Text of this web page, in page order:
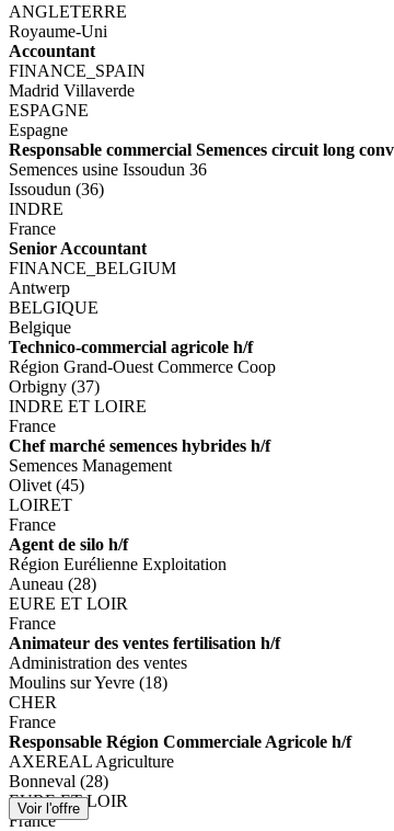
ANGLETERRE
Royaume-Uni
Accountant
FINANCE_SPAIN
Madrid Villaverde
ESPAGNE
Espagne
Responsable commercial Semences circuit long
Semences usine Issoudun 36
Issoudun (36)
INDRE
France
Senior Accountant
FINANCE_BELGIUM
Antwerp
BELGIQUE
Belgique
Technico-commercial agricole h/f
Région Grand-Ouest Commerce Coop
Orbigny (37)
INDRE ET LOIRE
France
Chef marché semences hybrides h/f
Semences Management
Olivet (45)
LOIRET
France
Agent de silo h/f
Région Eurélienne Exploitation
Auneau (28)
EURE ET LOIR
France
Animateur des ventes fertilisation h/f
Administration des ventes
Moulins sur Yevre (18)
CHER
France
Responsable Région Commerciale Agricole h/f
AXEREAL Agriculture
Bonneval (28)
EURE ET LOIR
France